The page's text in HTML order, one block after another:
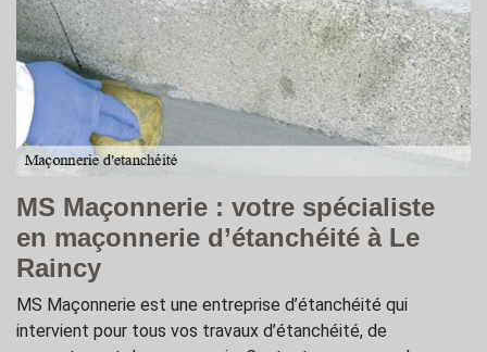
MS Maçonnerie : votre spécialiste
en maçonnerie d’étanchéité à Le
Raincy
MS Maçonnerie est une entreprise d’étanchéité qui
intervient pour tous vos travaux d’étanchéité, de